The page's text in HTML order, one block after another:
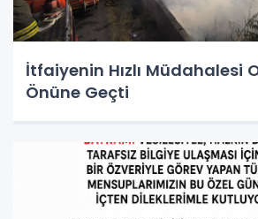
İtfaiyenin Hızlı Müdahalesi
Önüne Geçti